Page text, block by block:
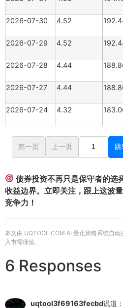
2026-07-30
4.52
2026-07-29
4.52
2026-07-28
4.44
2026-07-27
4.44
2026-07-24
4.32
第一页 上一页
债券投资不再只是保守者的选
收益边界。立即关注，跟上这波
竞争力！
本文由 UQTOOL.COM AI 量化策略系统自动
入市需谨慎。
6 Responses
uqtool3f69163fecbd说道：